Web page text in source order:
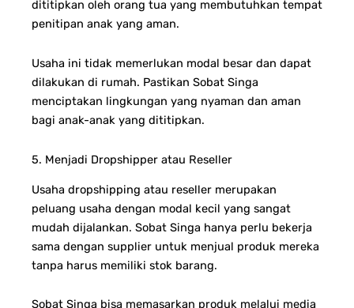
dititipkan oleh orang tua yang membutuhkan tempat
penitipan anak yang aman.
Usaha ini tidak memerlukan modal besar dan dapat
dilakukan di rumah. Pastikan Sobat Singa
menciptakan lingkungan yang nyaman dan aman
bagi anak-anak yang dititipkan.
5. Menjadi Dropshipper atau Reseller
Usaha dropshipping atau reseller merupakan
peluang usaha dengan modal kecil yang sangat
mudah dijalankan. Sobat Singa hanya perlu bekerja
sama dengan supplier untuk menjual produk mereka
tanpa harus memiliki stok barang.
Sobat Singa bisa memasarkan produk melalui media